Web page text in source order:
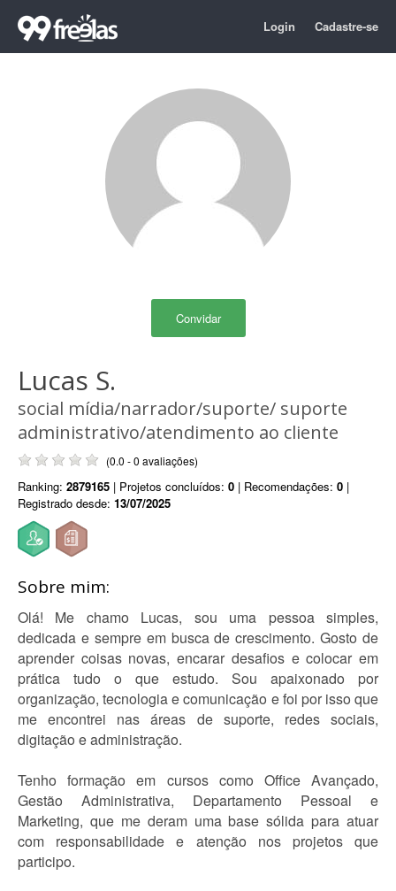
Login Cadastre-se
Convidar
Lucas S.
social mídia/narrador/suporte/ suporte
administrativo/atendimento ao cliente
(0.0 - 0 avaliações)
Ranking: 2879165 | Projetos concluídos: 0 | Recomendações: 0 |
Registrado desde: 13/07/2025
Sobre mim:
Olá! Me chamo Lucas, sou uma pessoa simples,
dedicada e sempre em busca de crescimento. Gosto de
aprender coisas novas, encarar desafios e colocar em
prática tudo o que estudo. Sou apaixonado por
organização, tecnologia e comunicação e foi por isso que
me encontrei nas áreas de suporte, redes sociais,
digitação e administração.
Tenho formação em cursos como Office Avançado,
Gestão Administrativa, Departamento Pessoal e
Marketing, que me deram uma base sólida para atuar
com responsabilidade e atenção nos projetos que
participo.